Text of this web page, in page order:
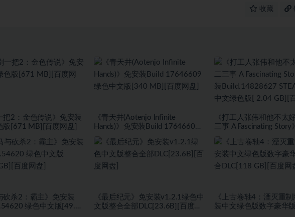
收藏
把2：金色传说》免安装
版[671 MB][百度网盘]
《青天井(Aotenjo Infinite
Hands)》免安装Build 17646609
《打工人张伟和他不太
三事 A Fascinating Story
绿色版[ 2.04 GB][百度
砍杀2：霸主》免安装
绿色中文版[49.81
《最后纪元》免安装v1.2.1绿色中
文版整合全部DLC[23.6B][百度网
《上古卷轴4：湮灭重
装中文绿色版数字豪华